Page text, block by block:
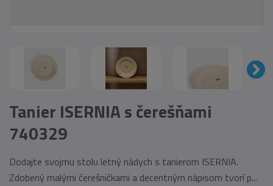
Tanier ISERNIA s čerešňami
740329
Dodajte svojmu stolu letný nádych s tanierom ISERNIA.
Zdobený malými čerešničkami a decentným nápisom tvorí p...